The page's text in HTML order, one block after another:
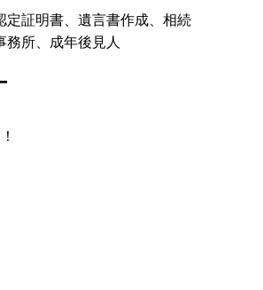
定証明書、遺言書作成、相続
務所、成年後見人